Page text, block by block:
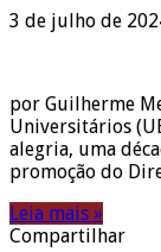
3 de julho de
por Guilherme
Universitários
alegria, uma
promoção do
Leia mais »
Compartilhar